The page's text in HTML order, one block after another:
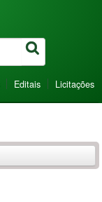
Editais Licitações